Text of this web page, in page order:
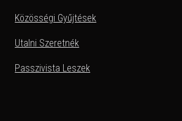
Közösségi Gyűjtések
Utalni Szeretnék
Passzivista Leszek